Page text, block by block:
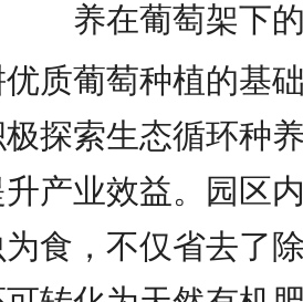
养在葡萄架下
质葡萄种植的基
探索生态循环种
产业效益。园区
食，不仅省去了